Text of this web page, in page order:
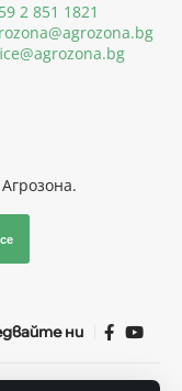
2 851 1821
ни